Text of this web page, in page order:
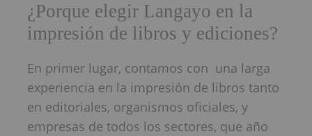
¿Porque elegir Langayo en la
impresión de libros y ediciones?
En primer lugar, contamos con una larga
experiencia en la impresión de libros tanto
en editoriales, organismos oficiales, y
empresas de todos los sectores, que año